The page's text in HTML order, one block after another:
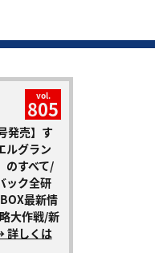
vol.
805
発売】す
ルグラン
のすべて/
ック全研
最新情
大作戦/新
詳しくは